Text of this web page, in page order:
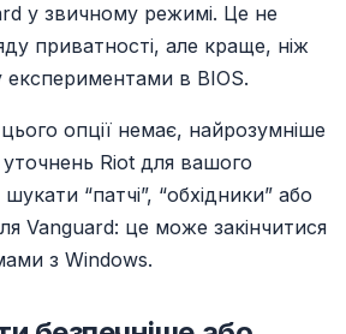
у звичному режимі. Це не
приватності, але краще, ніж
експериментами в BIOS.
опції немає, найрозумніше
уточнень Riot для вашого
“патчі”, “обхідники” або
Vanguard: це може закінчитися
з Windows.